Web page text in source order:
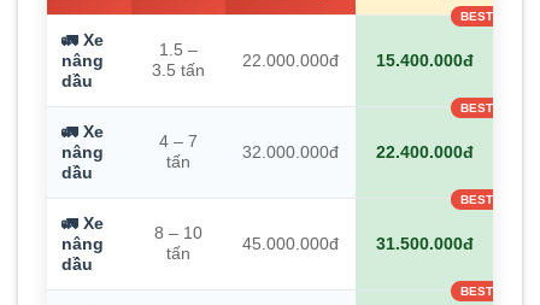
🚛 Xe
nâng
dầu
1.5 –
3.5 tấn
22.000.000đ 15.400.000đ
🚛 Xe
nâng
dầu
4 – 7
tấn
32.000.000đ 22.400.000đ
🚛 Xe
nâng
dầu
8 – 10
tấn
45.000.000đ 31.500.000đ